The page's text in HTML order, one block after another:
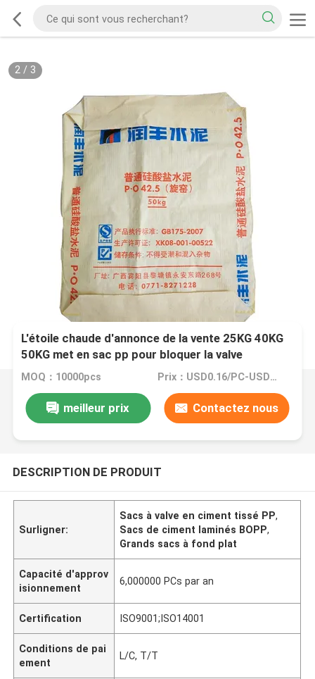
2/ 3
L'étoile chaude d'annonce de la vente 25KG 40KG
50KG met en sac pp pour bloquer la valve
inférieure de ciment de sac met en sac le sac à
MOQ：10000pcs Prix：USD0.16/PC-USD0.20/PC
meilleur prix Contactez nous
DESCRIPTION DE PRODUIT
Surligner:
Sacs à valve en ciment tissé PP,
Sacs de ciment laminés BOPP,
Grands sacs à fond plat
Capacité d'approv
isionnement
6,000000 PCs par an
Certification ISO9001;ISO14001
Conditions de pai
ement
L/C, T/T